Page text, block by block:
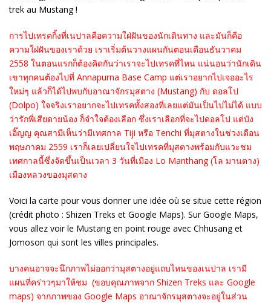
trek au Mustang !
การไปเทรคกิ้งที่เนปาลคือความใฝ่ฝันของนักเดินทาง และมันก็คือ
ความใฝ่ฝันของเราด้วย เราเริ่มต้นวางแผนกันตอนเดือนธันวาคม
2558 ในตอนแรกก็ต้องคิดกันว่าเราจะไปเทรคที่ไหน แน่นอนว่านักเดิน
เขาทุกคนต้องไปที่ Annapurna Base Camp แต่เราอยากไปเจออะไร
ใหม่ๆ แล้วก็ได้ไปพบกับอาณาจักรมุสตาง (Mustang) กับ ดอลโป
(Dolpo) ใจจริงเราอยากจะไปเทรคทั้งสองที่เลยแต่มันเป็นไปไม่ได้ แบบ
ว่ารักพี่เสียดายน้อง ก็จำใจต้องเลือก ซึ่งเราเลือกที่จะไปดอลโป แต่บัง
เอิ๊ญญ คุณสามีเห็นว่ามีเทศกาล Tiji หรือ Tenchi ที่มุสตางในช่วงเดือน
พฤษภาคม 2559 เราก็เลยเปลี่ยนใจไปเทรคที่มุสตางพร้อมกับแวะชม
เทศกาลนี้ซึ่งจัดขึ้นเป็นเวลา 3 วันที่เมือง Lo Manthang (โล มานตาง)
เมืองหลวงของมุสตาง
Voici la carte pour vous donner une idée où se situe cette région
(crédit photo : Shizen Treks et Google Maps). Sur Google Maps,
vous allez voir le Mustang en point rouge avec Chhusang et
Jomoson qui sont les villes principales.
บางคนอาจจะนึกภาพไม่ออกว่ามุสตางอยู่แถบไหนของเนปาล เรามี
แผนที่คร่าวๆมาให้ชม (ขอบคุณภาพจาก Shizen Treks และ Google
maps) จากภาพของ Google Maps อาณาจักรมุสตางจะอยู่ในส่วน